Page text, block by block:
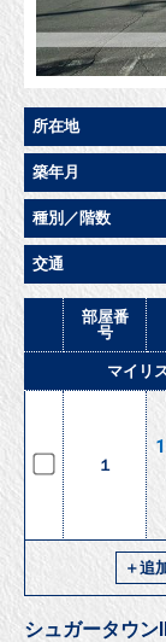
所在地
築年月
種別／階数
交通
部屋番
号
マイリ
１
＋追
シュガータウン